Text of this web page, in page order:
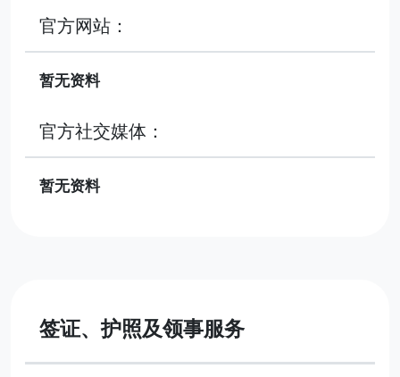
官方网站：
暂无资料
官方社交媒体：
暂无资料
签证、护照及领事服务